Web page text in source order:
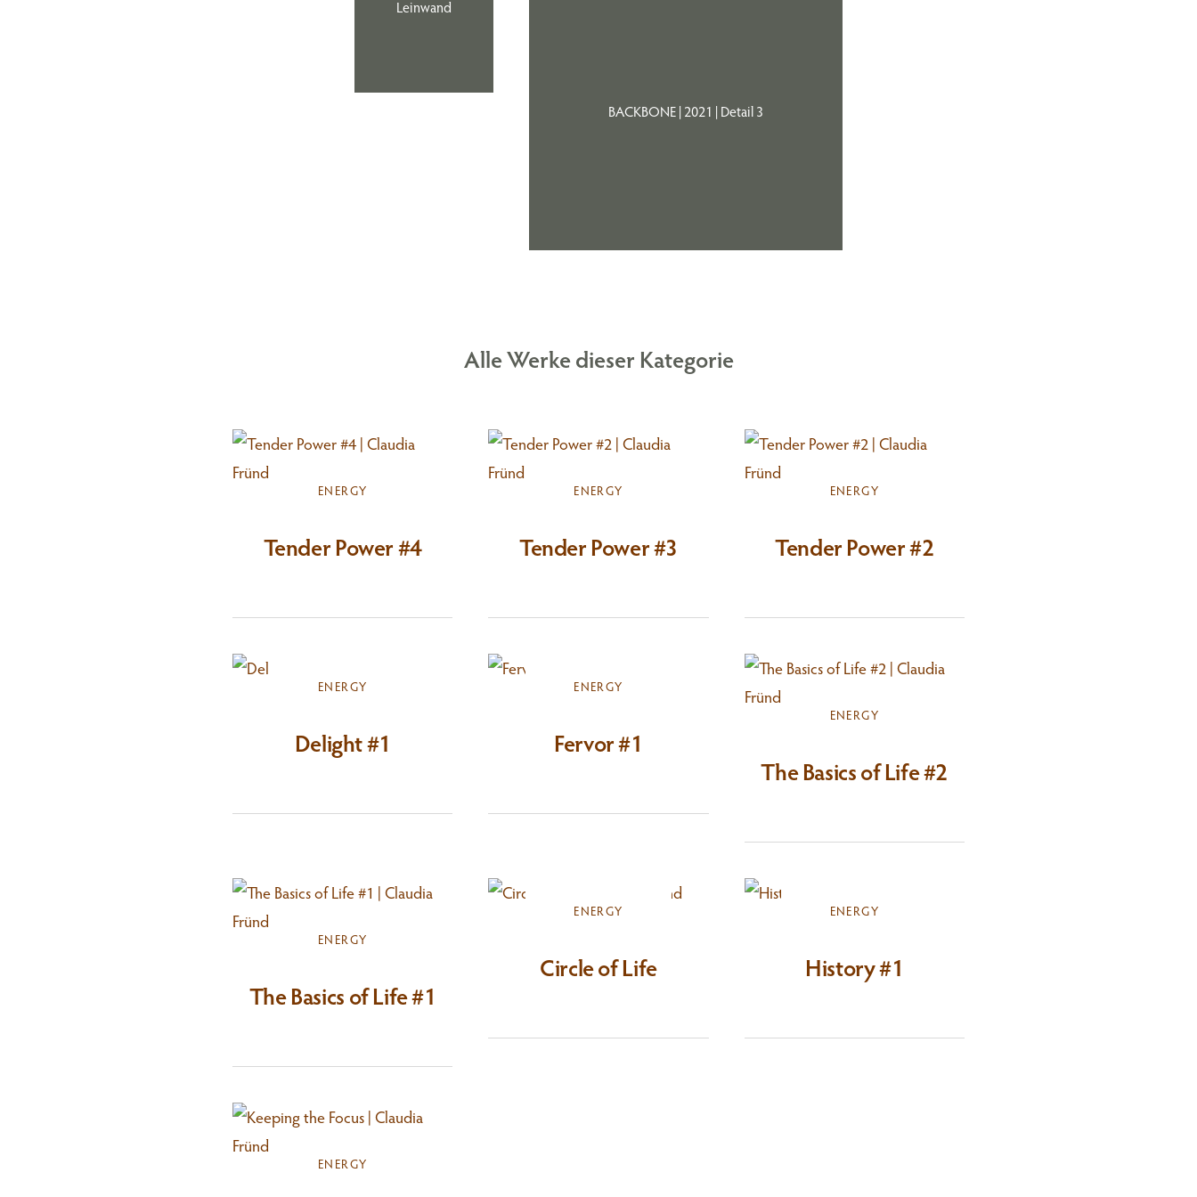
Leinwand
BACKBONE | 2021 | Detail 3
Alle Werke dieser Kategorie
ENERGY
Tender Power #4
ENERGY
Tender Power #3
ENERGY
Tender Power #2
ENERGY
Delight #1
ENERGY
Fervor #1
ENERGY
The Basics of Life #2
ENERGY
The Basics of Life #1
ENERGY
Circle of Life
ENERGY
History #1
ENERGY